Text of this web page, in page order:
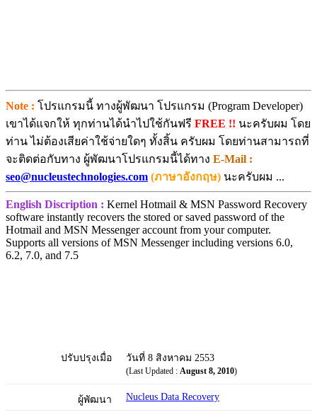
Note : โปรแกรมนี้ ทางผู้พัฒนา โปรแกรม (Program Developer)
เขาได้แจกให้ ทุกท่านได้นำไปใช้กันฟรี FREE !! นะครับผม โดย
ท่าน ไม่ต้องเสียค่าใช้จ่ายใดๆ ทั้งสิ้น ครับผม โดยท่านสามารถที่
จะติดต่อกับทาง ผู้พัฒนาโปรแกรมนี้ได้ทาง E-Mail :
seo@nucleustechnologies.com (ภาษาอังกฤษ) นะครับผม ...
English Discription : Kernel Hotmail & MSN Password Recovery
software instantly recovers the stored or saved password of the
Hotmail and MSN Messenger account from your computer.
Supports all versions of MSN Messenger including versions 6.0,
6.2, 7.0, and 7.5
ปรับปรุงเมื่อ วันที่ 8 สิงหาคม 2553
(Last Updated : August 8, 2010)
ผู้พัฒนา Nucleus Data Recovery